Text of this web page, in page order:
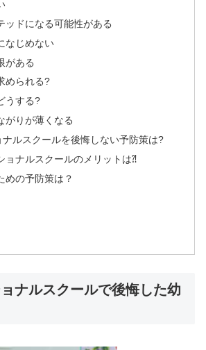
ッドになる可能性がある
なじめない
がある
められる?
うする?
がりが薄くなる
ナルスクールを後悔しない予防策は?
ョナルスクールのメリットは⁈
めの予防策は？
ナルスクールで後悔した幼